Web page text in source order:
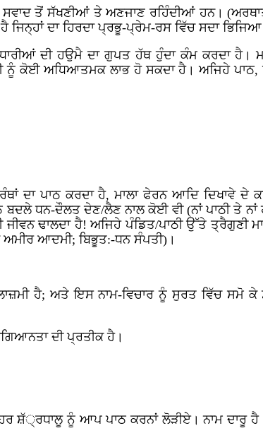
ਤੋਂ ਸੱਖਣੀਆਂ ਤੇ ਅਣਜਾਣ ਰਹਿੰਦੀਆਂ ਹਨ।
ਦਾ ਹਿਰਦਾ ਪ੍ਰਭੂ-ਪ੍ਰੇਮ-ਰਸ ਵਿੱਚ ਸਦਾ ਭਿਜਿਆ
ਦੀ ਹਉਮੈ ਦਾ ਗੁਪਤ ਹੱਥ ਹੁੰਦਾ ਕੰਮ ਕਰਦਾ ਹੈ।
ਨੂੰ ਕੋਈ ਅਧਿਆਤਮਕ ਲਾਭ ਹੋ ਸਕਦਾ ਹੈ। ਅਜਿਹੇ ਪਾਠ,
ਦਾ ਪਾਠ ਕਰਦਾ ਹੈ, ਮਾਲਾ ਫੇਰਨ ਆਦਿ ਦਿਖਾਵੇ ਦੇ
ਧਨ-ਦੌਲਤ ਦੇਣ/ਲੈਣ ਨਾਲ ਕੋਈ ਵੀ (ਨਾਂ ਪਾਠੀ ਤੇ ਨਾਂ
ਢਾਲਦਾ ਹੈ! ਅਜਿਹੇ ਪੰਡਿਤ/ਪਾਠੀ ਉੱਤੇ ਤ੍ਰੈਗੁਣੀ
ਅਮੀਰ ਆਦਮੀ; ਬਿਭੂਤ:-ਧਨ ਸੰਪਤੀ)।
ਹੈ; ਅਤੇ ਇਸ ਨਾਮ-ਵਿਚਾਰ ਨੂੰ ਸੁਰਤ ਵਿੱਚ ਸਮੋ ਕੇ
ਦੀ ਪ੍ਰਤੀਕ ਹੈ।
ਸ਼ੱ੍ਰਧਾਲੂ ਨੂੰ ਆਪ ਪਾਠ ਕਰਨਾਂ ਲੋੜੀਏ। ਨਾਮ ਦਾਰੂ